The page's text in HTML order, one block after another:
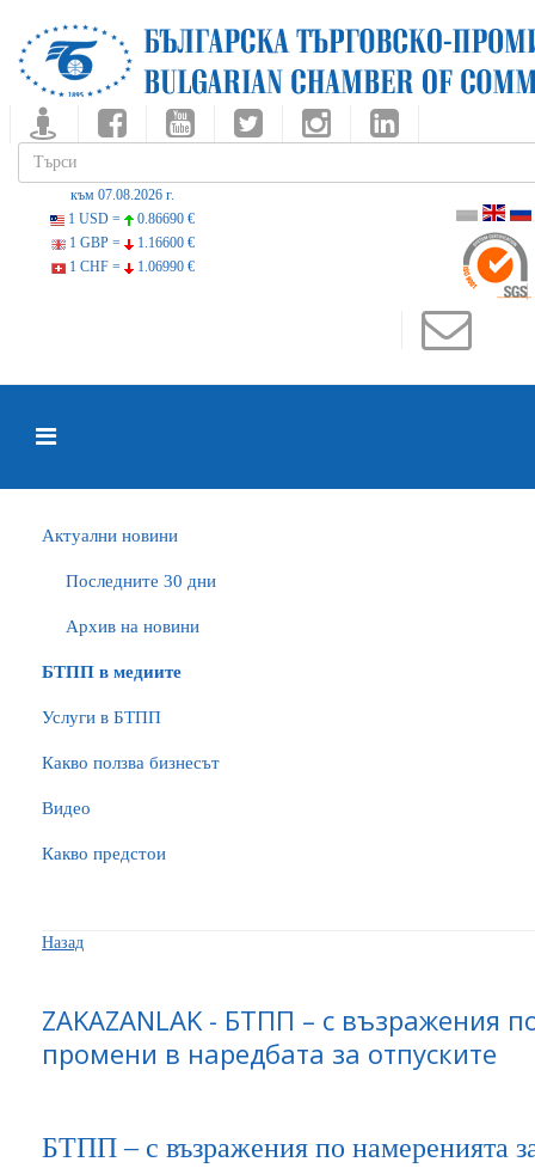
към 07.08.2026 г.
1 USD =
0.86690 €
1 GBP =
1.16600 €
1 CHF =
1.06990 €
Актуални новини
Последните 30 дни
Архив на новини
БTПП в медиите
Услуги в БТПП
Какво ползва бизнесът
Видео
Какво предстои
Назад
ZAKAZANLAK - БТПП – с възражения
промени в наредбата за отпуските
БТПП – с възражения по намеренията